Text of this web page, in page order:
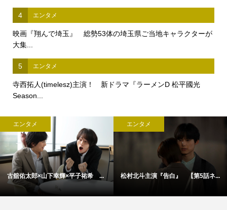
4 エンタメ
映画『翔んで埼玉』 総勢53体の埼玉県ご当地キャラクターが
大集...
5 エンタメ
寺西拓人(timelesz)主演！ 新ドラマ『ラーメンD 松平國光
Season...
エンタメ
古舘佑太郎×山下幸輝×平子祐希 ...
エンタメ
松村北斗主演『告白』 【第5話ネ...